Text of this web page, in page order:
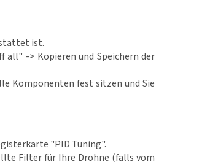
ist.
-> Kopieren und Speichern der
Komponenten fest sitzen und Sie
"PID Tuning".
Filter für Ihre Drohne (falls vom